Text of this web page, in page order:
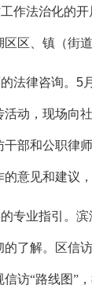
作法治化的开
区区、镇（街
法律咨询。 5月
动，现场向
部和公职律
意见和建议
专业指引。 滨
了解。区信
访“路线图”